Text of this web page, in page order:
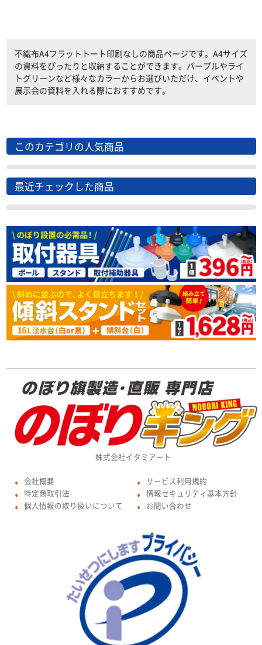
不織布A4フラットトート印刷なしの商品ページです。A4サイズ
の資料をぴったりと収納することができます。パープルやライ
トグリーンなど様々なカラーからお選びいただけ、イベントや
展示会の資料を入れる際におすすめです。
このカテゴリの人気商品
最近チェックした商品
株式会社イタミアート
● 会社概要
● 特定商取引法
● 個人情報の取り扱いについて
● サービス利用規約
● 情報セキュリティ基本方針
● お問い合わせ